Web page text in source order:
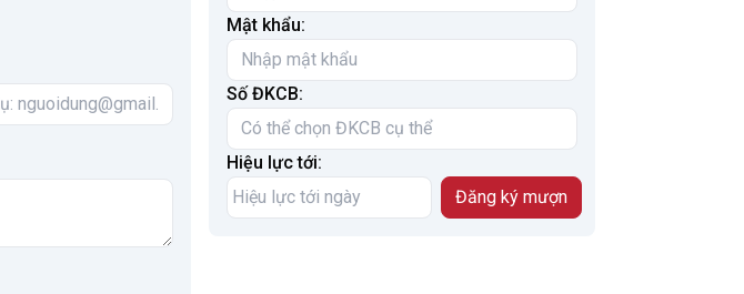
Mật khẩu:
Số ĐKCB:
Hiệu lực tới: